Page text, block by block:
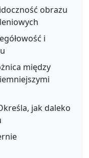
obrazu
i
między
jak daleko